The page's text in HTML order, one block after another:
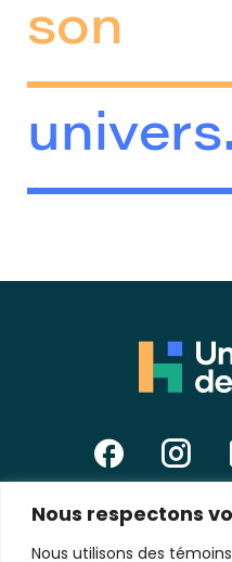
Nous respectons
Nous utilisons des
son
univers.
E-
mail